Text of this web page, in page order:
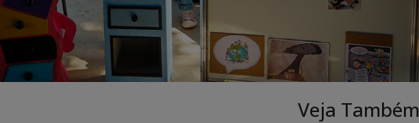
Veja Também